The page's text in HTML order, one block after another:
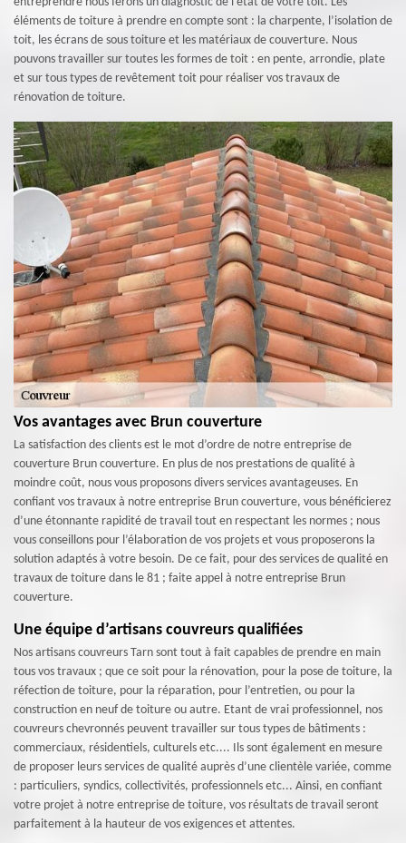
éléments de toiture à prendre en compte sont : la charpente, l’isolation de
toit, les écrans de sous toiture et les matériaux de couverture. Nous
pouvons travailler sur toutes les formes de toit : en pente, arrondie, plate
et sur tous types de revêtement toit pour réaliser vos travaux de
rénovation de toiture.
Vos avantages avec Brun couverture
La satisfaction des clients est le mot d’ordre de notre entreprise de
couverture Brun couverture. En plus de nos prestations de qualité à
moindre coût, nous vous proposons divers services avantageuses. En
confiant vos travaux à notre entreprise Brun couverture, vous bénéficierez
d’une étonnante rapidité de travail tout en respectant les normes ; nous
vous conseillons pour l’élaboration de vos projets et vous proposerons la
solution adaptés à votre besoin. De ce fait, pour des services de qualité en
travaux de toiture dans le 81 ; faite appel à notre entreprise Brun
couverture.
Une équipe d’artisans couvreurs qualifiées
Nos artisans couvreurs Tarn sont tout à fait capables de prendre en main
tous vos travaux ; que ce soit pour la rénovation, pour la pose de toiture, la
réfection de toiture, pour la réparation, pour l’entretien, ou pour la
construction en neuf de toiture ou autre. Etant de vrai professionnel, nos
couvreurs chevronnés peuvent travailler sur tous types de bâtiments :
commerciaux, résidentiels, culturels etc.... Ils sont également en mesure
de proposer leurs services de qualité auprès d’une clientèle variée, comme
: particuliers, syndics, collectivités, professionnels etc... Ainsi, en confiant
votre projet à notre entreprise de toiture, vos résultats de travail seront
parfaitement à la hauteur de vos exigences et attentes.